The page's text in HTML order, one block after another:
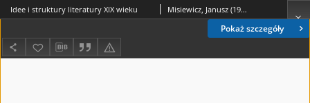
Pokaż szczegóły
Idee i struktury literatury XIX wieku Misiewicz, Janusz (1944-2015)